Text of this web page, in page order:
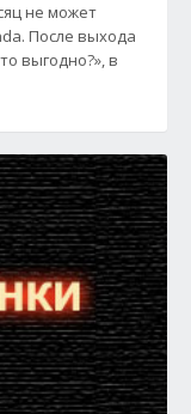
не может
После выхода
выгодно?», в